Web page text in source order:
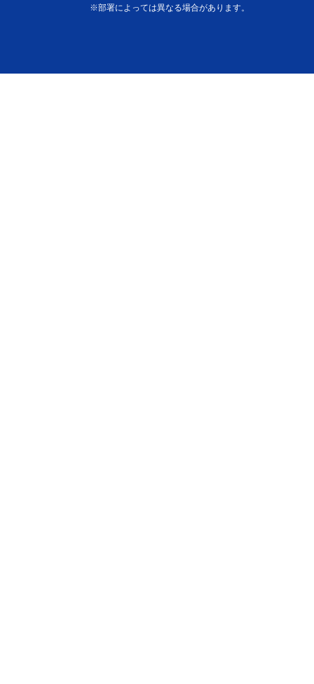
※部署によっては異なる場合があります。